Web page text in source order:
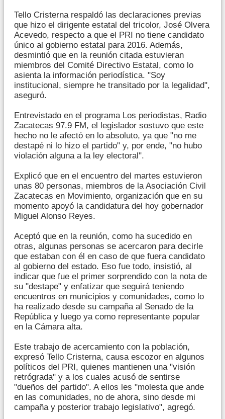
Tello Cristerna respaldó las declaraciones previas
que hizo el dirigente estatal del tricolor, José Olvera
Acevedo, respecto a que el PRI no tiene candidato
único al gobierno estatal para 2016. Además,
desmintió que en la reunión citada estuvieran
miembros del Comité Directivo Estatal, como lo
asienta la información periodística. "Soy
institucional, siempre he transitado por la legalidad",
aseguró.
Entrevistado en el programa Los periodistas, Radio
Zacatecas 97.9 FM, el legislador sostuvo que este
hecho no le afectó en lo absoluto, ya que "no me
destapé ni lo hizo el partido" y, por ende, "no hubo
violación alguna a la ley electoral".
Explicó que en el encuentro del martes estuvieron
unas 80 personas, miembros de la Asociación Civil
Zacatecas en Movimiento, organización que en su
momento apoyó la candidatura del hoy gobernador
Miguel Alonso Reyes.
Aceptó que en la reunión, como ha sucedido en
otras, algunas personas se acercaron para decirle
que estaban con él en caso de que fuera candidato
al gobierno del estado. Eso fue todo, insistió, al
indicar que fue el primer sorprendido con la nota de
su "destape" y enfatizar que seguirá teniendo
encuentros en municipios y comunidades, como lo
ha realizado desde su campaña al Senado de la
República y luego ya como representante popular
en la Cámara alta.
Este trabajo de acercamiento con la población,
expresó Tello Cristerna, causa escozor en algunos
políticos del PRI, quienes mantienen una "visión
retrógrada" y a los cuales acusó de sentirse
"dueños del partido". A ellos les "molesta que ande
en las comunidades, no de ahora, sino desde mi
campaña y posterior trabajo legislativo", agregó.